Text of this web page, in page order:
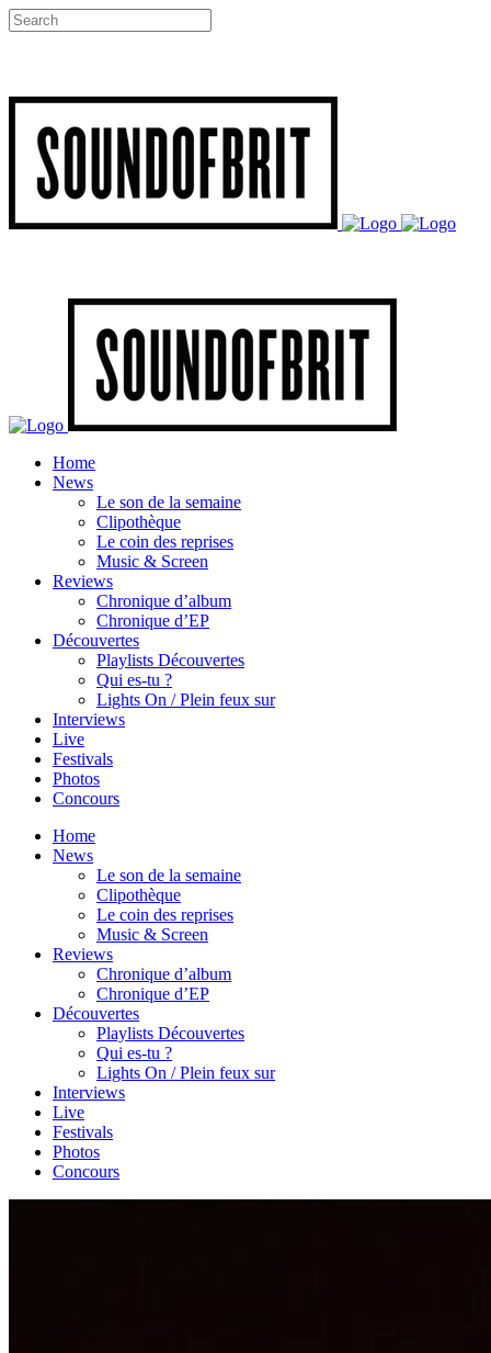
Home
News
Le son de la semaine
Clipothèque
Le coin des reprises
Music & Screen
Reviews
Chronique d’album
Chronique d’EP
Découvertes
Playlists Découvertes
Qui es-tu ?
Lights On / Plein feux sur
Interviews
Live
Festivals
Photos
Concours
Home
News
Le son de la semaine
Clipothèque
Le coin des reprises
Music & Screen
Reviews
Chronique d’album
Chronique d’EP
Découvertes
Playlists Découvertes
Qui es-tu ?
Lights On / Plein feux sur
Interviews
Live
Festivals
Photos
Concours